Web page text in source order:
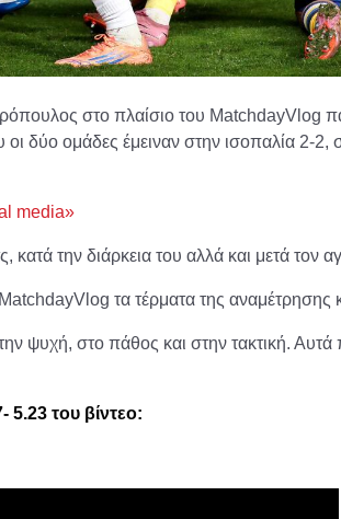
στο πλαίσιο του MatchdayVlog
δύο ομάδες έμειναν στην ισοπαλία 2-2,
media»
κατά την διάρκεια του αλλά και μετά τον
τα τέρματα της αναμέτρησης
ψυχή, στο πάθος και στην τακτική.
5.23 του βίντεο: